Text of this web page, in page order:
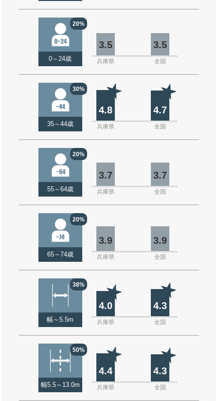
20%
0～24歳
3.5 3.5
兵庫県 全国
30%
35～44歳
4.8 4.7
兵庫県 全国
20%
55～64歳
3.7 3.7
兵庫県 全国
20%
65～74歳
3.9 3.9
兵庫県 全国
38%
幅～5.5m
4.0 4.3
兵庫県 全国
50%
幅5.5～13.0m
4.4 4.3
兵庫県 全国